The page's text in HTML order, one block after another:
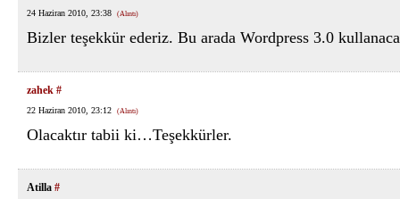
24 Haziran 2010, 23:38 (Alıntı)
Bizler teşekkür ederiz. Bu arada Wordpress 3.0
zahek #
22 Haziran 2010, 23:12 (Alıntı)
Olacaktır tabii ki…Teşekkürler.
Atilla #